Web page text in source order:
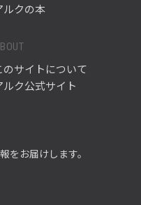
ルクの本
のサイトについて
ルク公式サイト
をお届けします。